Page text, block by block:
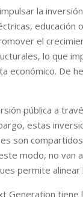
la
el
lo que
De
pública a
estas
son
modo, no van
permite
Generation